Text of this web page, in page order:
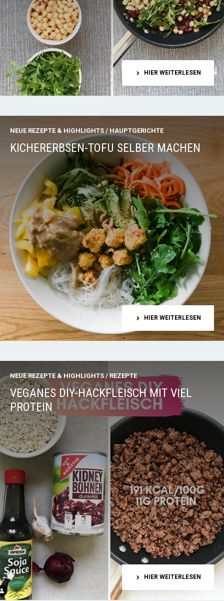
HIER WEITERLESEN
NEUE REZEPTE & HIGHLIGHTS/HAUPTGERICHTE
KICHERERBSEN-TOFU SELBER MACHEN
HIER WEITERLESEN
NEUE REZEPTE & HIGHLIGHTS/REZEPTE
VEGANES DIY-HACKFLEISCH MIT VIEL
PROTEIN
HIER WEITERLESEN